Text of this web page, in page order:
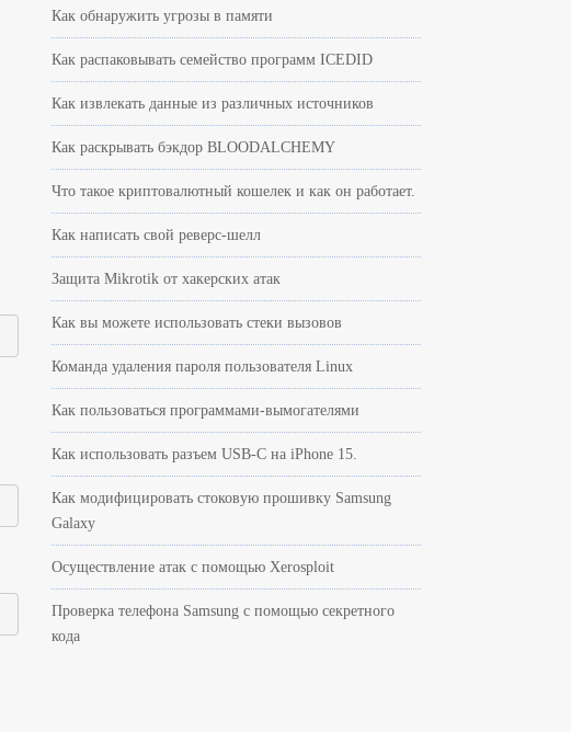
Как обнаружить угрозы в памяти
Как распаковывать семейство программ ICEDID
Как извлекать данные из различных источников
Как раскрывать бэкдор BLOODALCHEMY
Что такое криптовалютный кошелек и как он работает.
Как написать свой реверс-шелл
Защита Mikrotik от хакерских атак
Как вы можете использовать стеки вызовов
Команда удаления пароля пользователя Linux
Как пользоваться программами-вымогателями
Как использовать разъем USB-C на iPhone 15.
Как модифицировать стоковую прошивку Samsung
Galaxy
Осуществление атак с помощью Xerosploit
Проверка телефона Samsung с помощью секретного
кода